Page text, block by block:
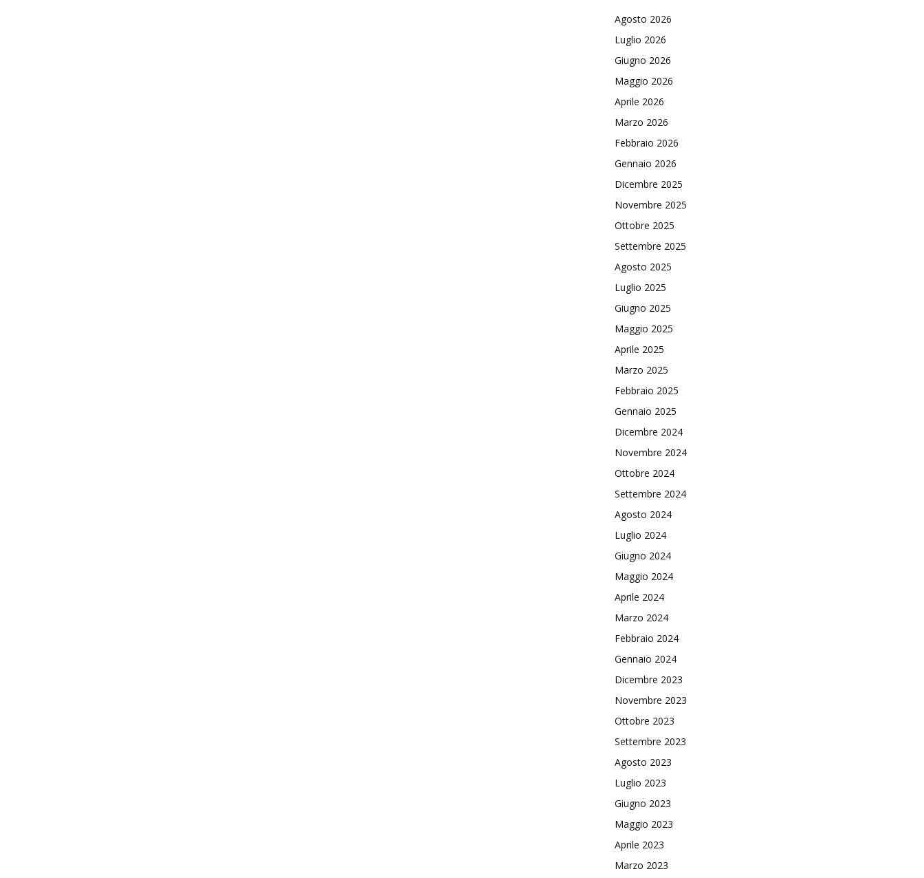
Agosto 2026
Luglio 2026
Giugno 2026
Maggio 2026
Aprile 2026
Marzo 2026
Febbraio 2026
Gennaio 2026
Dicembre 2025
Novembre 2025
Ottobre 2025
Settembre 2025
Agosto 2025
Luglio 2025
Giugno 2025
Maggio 2025
Aprile 2025
Marzo 2025
Febbraio 2025
Gennaio 2025
Dicembre 2024
Novembre 2024
Ottobre 2024
Settembre 2024
Agosto 2024
Luglio 2024
Giugno 2024
Maggio 2024
Aprile 2024
Marzo 2024
Febbraio 2024
Gennaio 2024
Dicembre 2023
Novembre 2023
Ottobre 2023
Settembre 2023
Agosto 2023
Luglio 2023
Giugno 2023
Maggio 2023
Aprile 2023
Marzo 2023